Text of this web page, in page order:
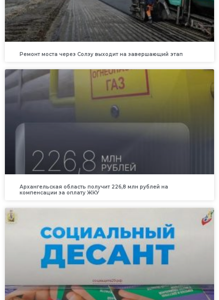
Ремонт моста через Солзу выходит на завершающий этап
Архангельская область получит 226,8 млн рублей на
компенсации за оплату ЖКУ